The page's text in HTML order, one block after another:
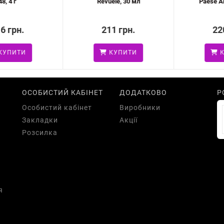
грн. 211 грн.
КУПИТИ
ОСОБИСТИЙ КАБІНЕТ
Особистий кабінет
Закладки
Розсилка
ДОДАТКОВО
Виробники
Акції